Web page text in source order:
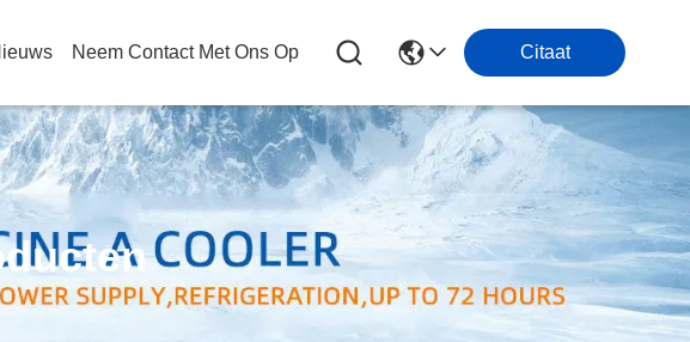
Neem Contact Met Ons Op Citaat